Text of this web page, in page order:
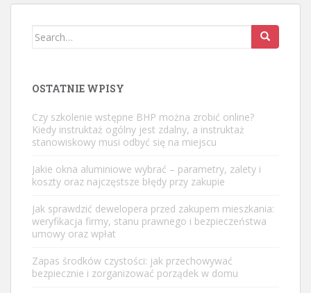
Search
OSTATNIE WPISY
Czy szkolenie wstępne BHP można zrobić online?
Kiedy instruktaż ogólny jest zdalny, a instruktaż
stanowiskowy musi odbyć się na miejscu
Jakie okna aluminiowe wybrać – parametry, zalety i
koszty oraz najczęstsze błędy przy zakupie
Jak sprawdzić dewelopera przed zakupem mieszkania:
weryfikacja firmy, stanu prawnego i bezpieczeństwa
umowy oraz wpłat
Zapas środków czystości: jak przechowywać
bezpiecznie i zorganizować porządek w domu